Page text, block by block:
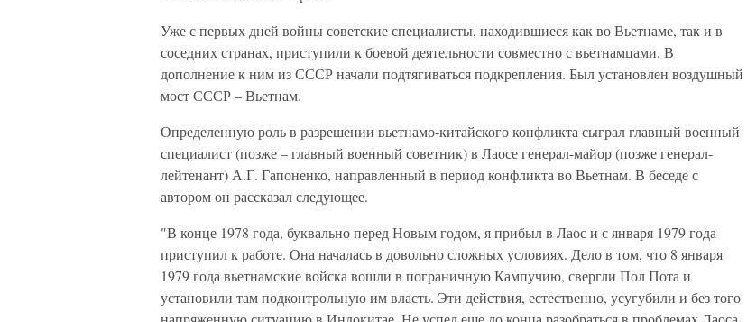
Уже с первых дней войны советские специалисты, находившиеся как во Вьетнаме, так и в
соседних странах, приступили к боевой деятельности совместно с вьетнамцами. В
дополнение к ним из СССР начали подтягиваться подкрепления. Был установлен воздушный
мост СССР – Вьетнам.
Определенную роль в разрешении вьетнамо-китайского конфликта сыграл главный военный
специалист (позже – главный военный советник) в Лаосе генерал-майор (позже генерал-
лейтенант) А.Г. Гапоненко, направленный в период конфликта во Вьетнам. В беседе с
автором он рассказал следующее.
"В конце 1978 года, буквально перед Новым годом, я прибыл в Лаос и с января 1979 года
приступил к работе. Она началась в довольно сложных условиях. Дело в том, что 8 января
1979 года вьетнамские войска вошли в пограничную Кампучию, свергли Пол Пота и
установили там подконтрольную им власть. Эти действия, естественно, усугубили и без того